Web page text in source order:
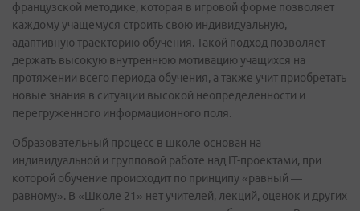
французской методике, которая в игровой форме позволяет
каждому учащемуся строить свою индивидуальную,
адаптивную траекторию обучения. Такой подход позволяет
держать высокую внутреннюю мотивацию учащихся на
протяжении всего периода обучения, а также учит приобретать
новые знания в ситуации высокой неопределенности и
перегруженного информационного поля.
Образовательный процесс в школе основан на
индивидуальной и групповой работе над IT-проектами, при
которой обучение происходит по принципу «равный —
равному». В «Школе 21» нет учителей, лекций, оценок и других